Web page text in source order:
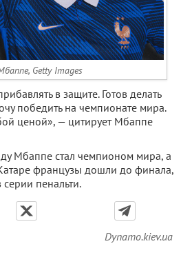
Getty Images
в защите. Готов делать
победить на чемпионате мира.
ценой», — цитирует Мбаппе
Мбаппе стал чемпионом мира, а
французы дошли до финала,
серии пенальти.
Dynamo.kiev.ua